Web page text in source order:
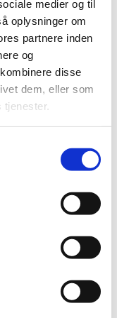
medier og til
oplysninger om
partnere inden
og
disse
dem, eller som
tjenester.
A/